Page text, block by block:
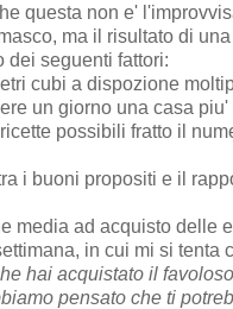
questa non e'
ma il risultato di
dei seguenti fattori:
cubi a dispozione
un giorno una casa piu'
possibili fratto il
i buoni propositi e il
media ad acquisto delle
in cui mi si tenta
hai acquistato il
pensato che ti